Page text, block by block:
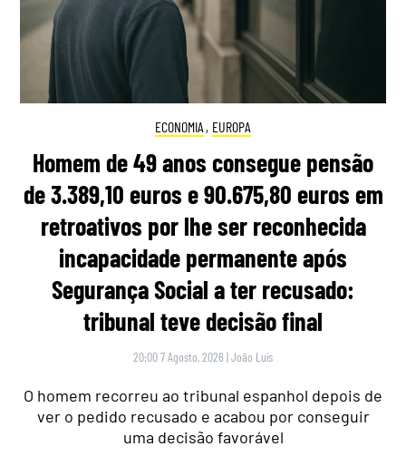
ECONOMIA , EUROPA
Homem de 49 anos consegue pensão
de 3.389,10 euros e 90.675,80 euros em
retroativos por lhe ser reconhecida
incapacidade permanente após
Segurança Social a ter recusado:
tribunal teve decisão final
20:00 7 Agosto, 2026 |João Luís
O homem recorreu ao tribunal espanhol depois de
ver o pedido recusado e acabou por conseguir
uma decisão favorável